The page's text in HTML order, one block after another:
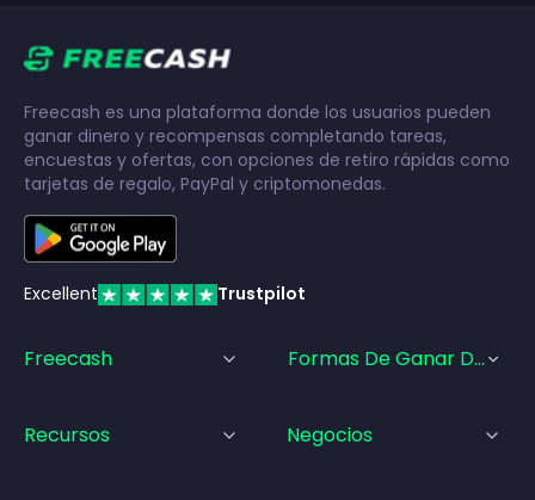
Freecash es una plataforma donde los usuarios pueden
ganar dinero y recompensas completando tareas,
encuestas y ofertas, con opciones de retiro rápidas como
tarjetas de regalo, PayPal y criptomonedas.
Excellent Trustpilot
Freecash Formas De Ganar Dinero
Recursos Negocios